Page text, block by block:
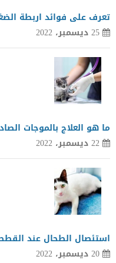
تعرف على فوائد اربطة
25 ديسمبر، 2022
ما هو العلاج بالموجات
22 ديسمبر، 2022
استئصال الطحال عند
20 ديسمبر، 2022